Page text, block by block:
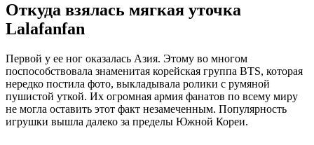
Откуда взялась мягкая уточка
Lalafanfan
Первой у ее ног оказалась Азия. Этому во многом
поспособствовала знаменитая корейская группа BTS, которая
нередко постила фото, выкладывала ролики с румяной
пушистой уткой. Их огромная армия фанатов по всему миру
не могла оставить этот факт незамеченным. Популярность
игрушки вышла далеко за пределы Южной Кореи.